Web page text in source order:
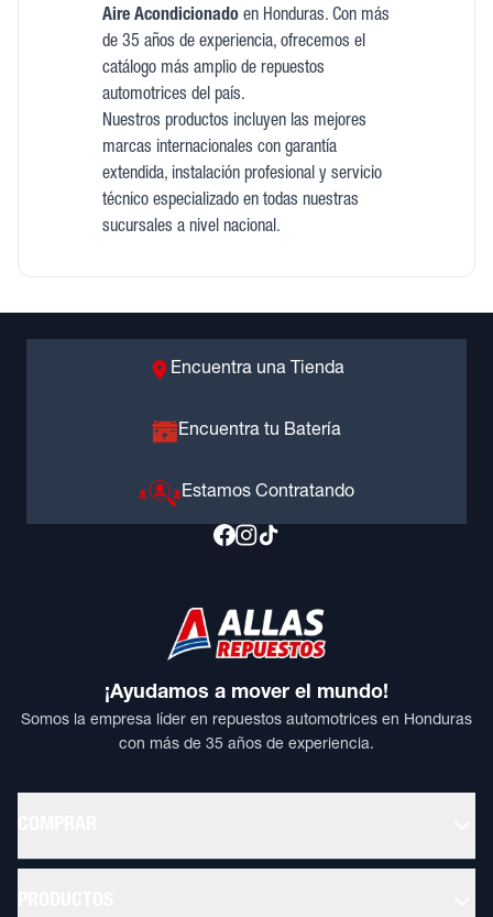
Aire Acondicionadoen Honduras. Con más
de 35 años de experiencia, ofrecemos el
catálogo más amplio de repuestos
automotrices del país.
Nuestros productos incluyen las mejores
marcas internacionales con garantía
extendida, instalación profesional y servicio
técnico especializado en todas nuestras
sucursales a nivel nacional.
Encuentra una Tienda
Encuentra tu Batería
Estamos Contratando
¡Ayudamos a mover el mundo!
Somos la empresa líder en repuestos automotrices en Honduras
con más de 35 años de experiencia.